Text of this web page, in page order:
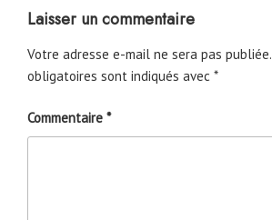
Laisser un commentaire
Votre adresse e-mail ne sera pas publiée.
obligatoires sont indiqués avec *
Commentaire *